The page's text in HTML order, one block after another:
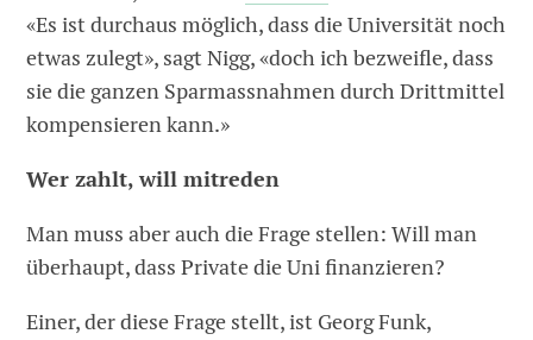
«Es ist durchaus möglich, dass die Universität noch
etwas zulegt», sagt Nigg, «doch ich bezweifle, dass
sie die ganzen Sparmassnahmen durch Drittmittel
kompensieren kann.»
Wer zahlt, will mitreden
Man muss aber auch die Frage stellen: Will man
überhaupt, dass Private die Uni finanzieren?
Einer, der diese Frage stellt, ist Georg Funk,